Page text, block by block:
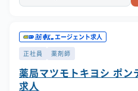
エージェント求人
正社員 薬剤師
薬局マツモトキヨシ ポン
求人